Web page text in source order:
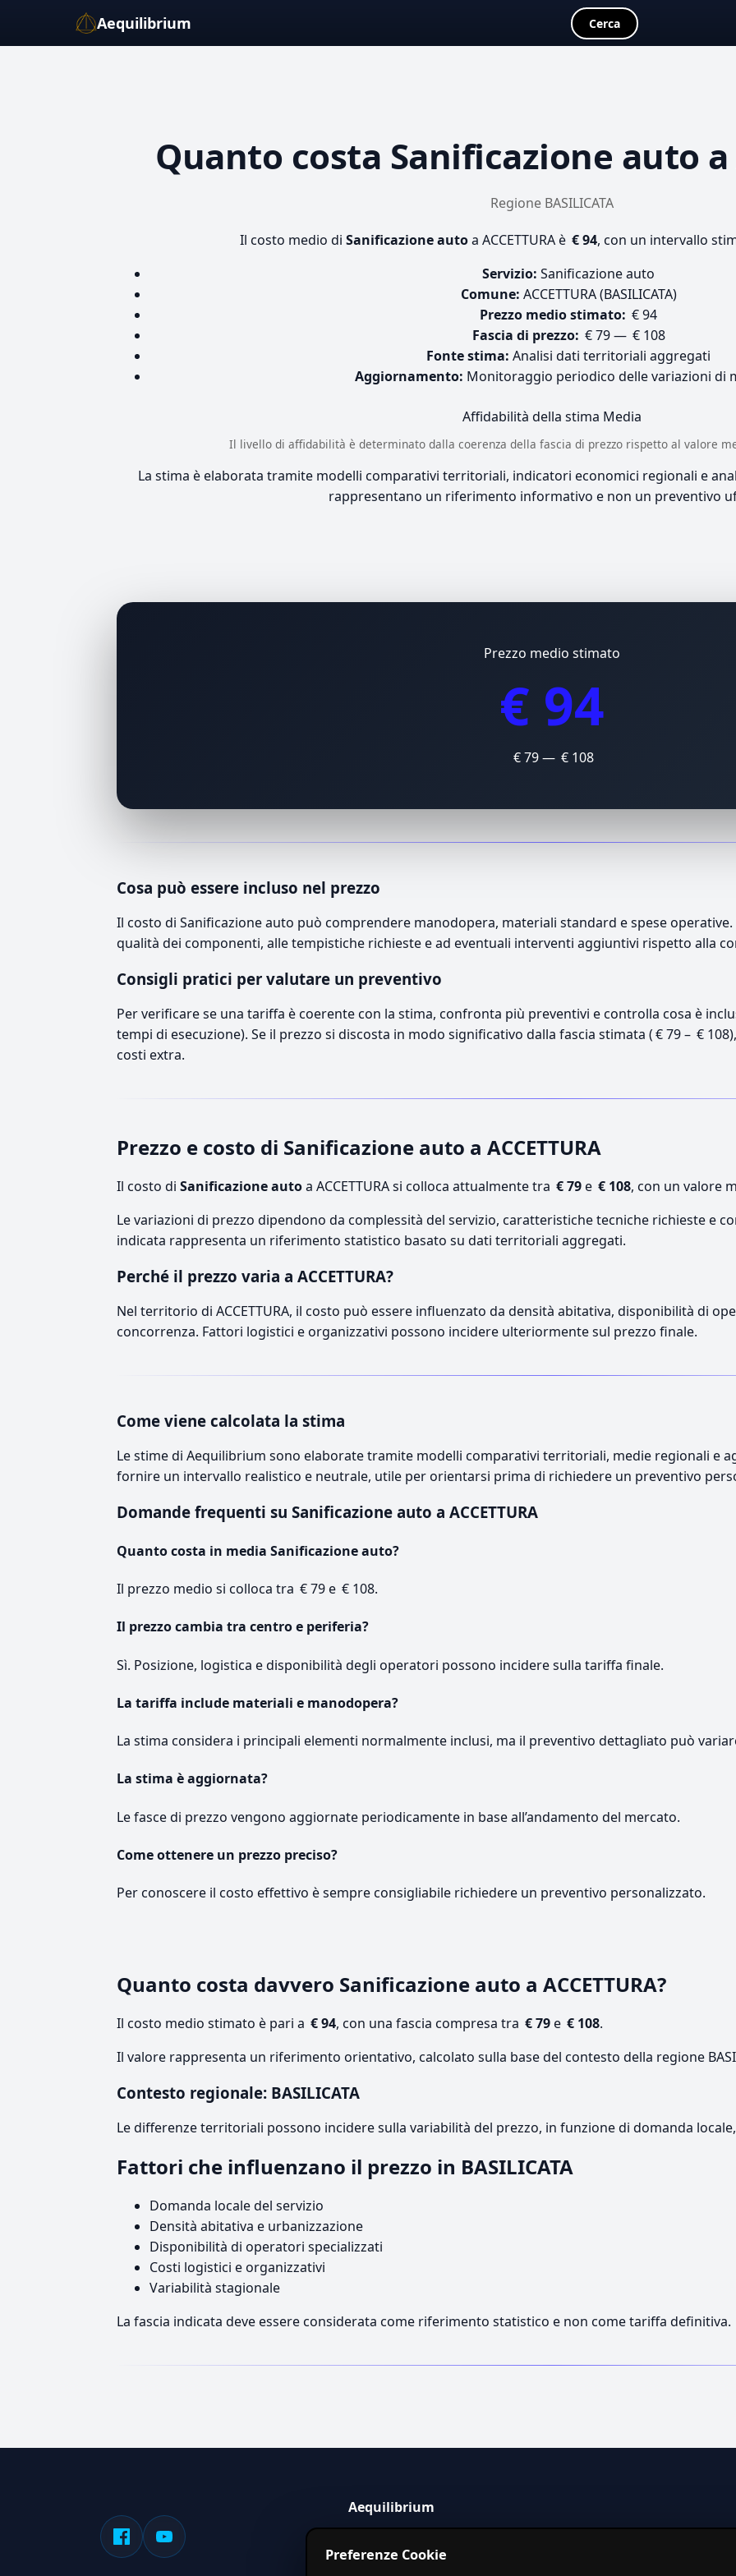
Aequilibrium Cerca
Quanto costa Sanificazione auto a
Regione BASILICATA
Il costo medio di Sanificazione autoa ACCETTURA è € 94, con un intervallo
Servizio: Sanificazione auto
Comune: ACCETTURA (BASILICATA)
Prezzo medio stimato: € 94
Fascia di prezzo: € 79 — € 108
Fonte stima: Analisi dati territoriali aggregati
Aggiornamento: Monitoraggio periodico delle variazioni di
Affidabilità della stima Media
Il livello di affidabilità è determinato dalla coerenza della fascia di prezzo rispetto al valore
La stima è elaborata tramite modelli comparativi territoriali, indicatori economici regionali e
rappresentano un riferimento informativo e non un preventivo
Prezzo medio stimato
€ 94
€ 79 — € 108
Cosa può essere incluso nel prezzo
Il costo di Sanificazione auto può comprendere manodopera, materiali standard e spese
qualità dei componenti, alle tempistiche richieste e ad eventuali interventi aggiuntivi rispetto alla
Consigli pratici per valutare un preventivo
Per verificare se una tariffa è coerente con la stima, confronta più preventivi e controlla cosa è
tempi di esecuzione). Se il prezzo si discosta in modo significativo dalla fascia stimata ( € 79 – €
costi extra.
Prezzo e costo di Sanificazione auto a ACCETTURA
Il costo di Sanificazione autoa ACCETTURA si colloca attualmente tra € 79e € 108, con un valore
Le variazioni di prezzo dipendono da complessità del servizio, caratteristiche tecniche richieste e
indicata rappresenta un riferimento statistico basato su dati territoriali aggregati.
Perché il prezzo varia a ACCETTURA?
Nel territorio di ACCETTURA, il costo può essere influenzato da densità abitativa, disponibilità di
concorrenza. Fattori logistici e organizzativi possono incidere ulteriormente sul prezzo finale.
Come viene calcolata la stima
Le stime di Aequilibrium sono elaborate tramite modelli comparativi territoriali, medie regionali e
fornire un intervallo realistico e neutrale, utile per orientarsi prima di richiedere un preventivo
Domande frequenti su Sanificazione auto a ACCETTURA
Quanto costa in media Sanificazione auto?
Il prezzo medio si colloca tra € 79 e € 108.
Il prezzo cambia tra centro e periferia?
Sì. Posizione, logistica e disponibilità degli operatori possono incidere sulla tariffa finale.
La tariffa include materiali e manodopera?
La stima considera i principali elementi normalmente inclusi, ma il preventivo dettagliato può
La stima è aggiornata?
Le fasce di prezzo vengono aggiornate periodicamente in base all’andamento del mercato.
Come ottenere un prezzo preciso?
Per conoscere il costo effettivo è sempre consigliabile richiedere un preventivo personalizzato.
Quanto costa davvero Sanificazione auto a ACCETTURA?
Il costo medio stimato è pari a € 94, con una fascia compresa tra € 79e € 108.
Il valore rappresenta un riferimento orientativo, calcolato sulla base del contesto della regione
Contesto regionale: BASILICATA
Le differenze territoriali possono incidere sulla variabilità del prezzo, in funzione di domanda
Fattori che influenzano il prezzo in BASILICATA
Domanda locale del servizio
Densità abitativa e urbanizzazione
Disponibilità di operatori specializzati
Costi logistici e organizzativi
Variabilità stagionale
La fascia indicata deve essere considerata come riferimento statistico e non come tariffa definitiva.
Aequilibrium
servizi in Italia.
Preferenze Cookie